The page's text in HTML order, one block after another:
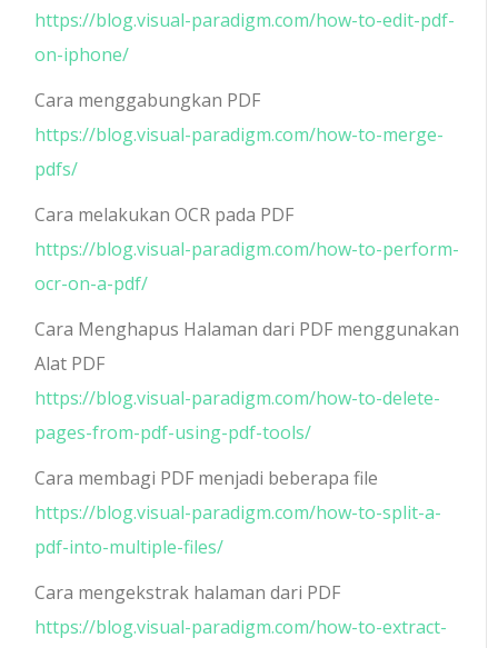
https://blog.visual-paradigm.com/how-to-edit-pdf-
on-iphone/
Cara menggabungkan PDF
https://blog.visual-paradigm.com/how-to-merge-
pdfs/
Cara melakukan OCR pada PDF
https://blog.visual-paradigm.com/how-to-perform-
ocr-on-a-pdf/
Cara Menghapus Halaman dari PDF menggunakan
Alat PDF
https://blog.visual-paradigm.com/how-to-delete-
pages-from-pdf-using-pdf-tools/
Cara membagi PDF menjadi beberapa file
https://blog.visual-paradigm.com/how-to-split-a-
pdf-into-multiple-files/
Cara mengekstrak halaman dari PDF
https://blog.visual-paradigm.com/how-to-extract-